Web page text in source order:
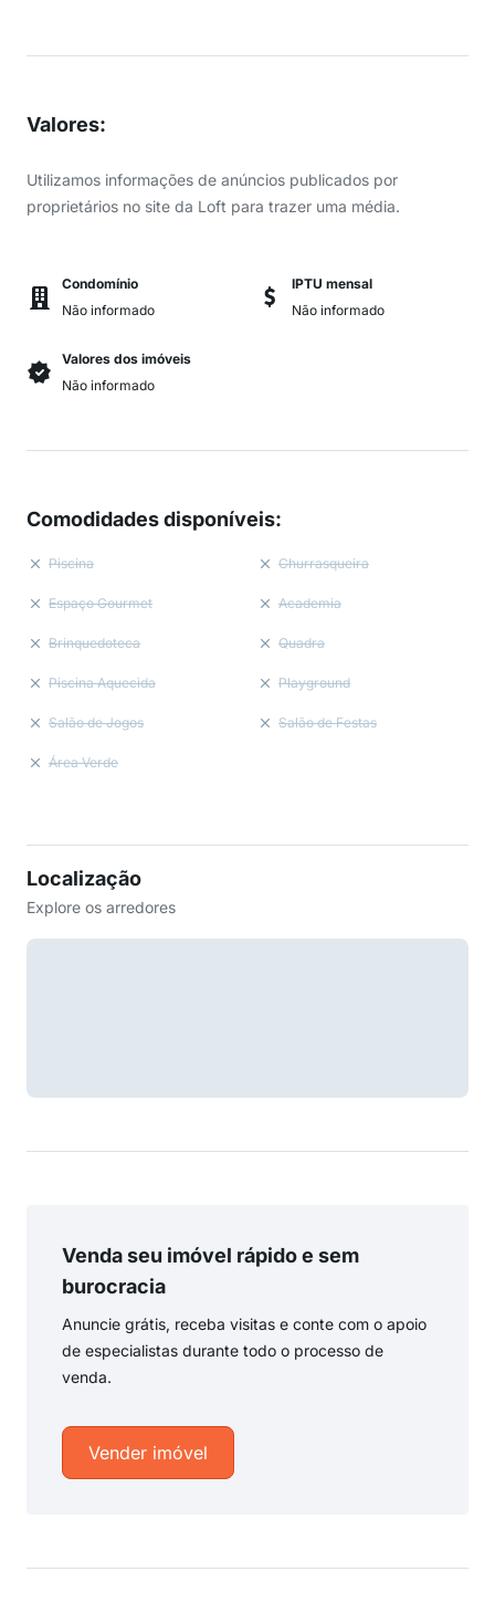
Valores:
Utilizamos informações de anúncios publicados por
proprietários no site da Loft para trazer uma média.
Condomínio
Não informado
IPTU mensal
Não informado
Valores dos imóveis
Não informado
Comodidades disponíveis:
Piscina Churrasqueira
Espaço Gourmet Academia
Brinquedoteca Quadra
Piscina Aquecida Playground
Salão de Jogos Salão de Festas
Área Verde
Localização
Explore os arredores
Venda seu imóvel rápido e sem
burocracia
Anuncie grátis, receba visitas e conte com o apoio
de especialistas durante todo o processo de
venda.
Vender imóvel